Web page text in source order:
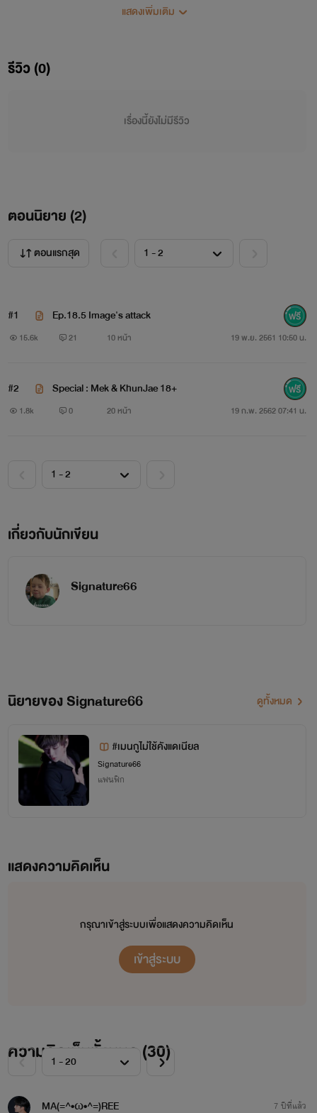
แสดงเพิ่มเติม
รีวิว (0)
เรื่องนี้ยังไม่มีรีวิว
ตอนนิยาย (2)
ตอนแรกสุด
#1 Ep.18.5 Image's attack
15.6k 21 10 หน้า 19 พ.ย. 2561 10:50 น.
#2 Special : Mek & KhunJae 18+
1.8k 0 20 หน้า 19 ก.พ. 2562 07:41 น.
เกี่ยวกับนักเขียน
Signature66
นิยายของ Signature66 ดูทั้งหมด
#เมนกูไม่ใช้คังแดเนียล
Signature66
แฟนฟิก
แสดงความคิดเห็น
กรุณาเข้าสู่ระบบเพื่อแสดงความคิดเห็น
เข้าสู่ระบบ
ความคิดเห็นทั้งหมด (30)
MA(=^•ω•^=)REE 7 ปีที่แล้ว